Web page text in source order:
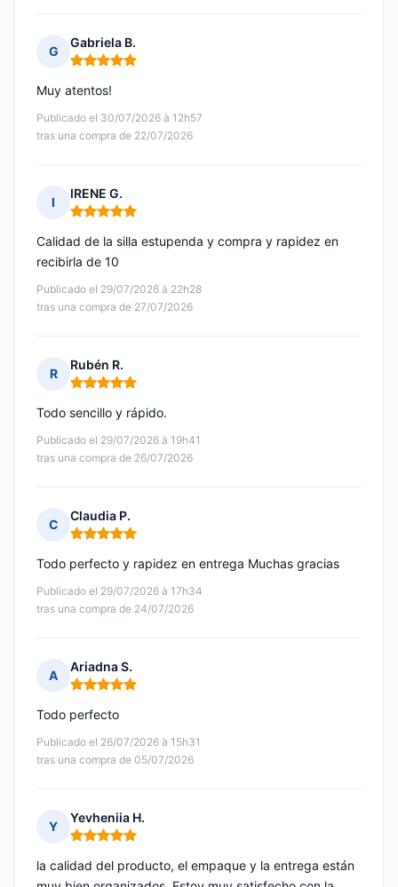
G
Gabriela B.
Nota: 5 de 5
Publicado el 30/07/2026 à 12h57
tras una compra de 22/07/2026
Muy atentos!
I
IRENE G.
Nota: 5 de 5
Publicado el 29/07/2026 à 22h28
tras una compra de 27/07/2026
Calidad de la silla estupenda y compra y rapidez en
recibirla de 10
R
Rubén R.
Nota: 5 de 5
Publicado el 29/07/2026 à 19h41
tras una compra de 26/07/2026
Todo sencillo y rápido.
C
Claudia P.
Nota: 5 de 5
Publicado el 29/07/2026 à 17h34
tras una compra de 24/07/2026
Todo perfecto y rapidez en entrega Muchas gracias
A
Ariadna S.
Nota: 5 de 5
Publicado el 26/07/2026 à 15h31
tras una compra de 05/07/2026
Todo perfecto
Y
Yevheniia H.
Nota: 5 de 5
la calidad del producto, el empaque y la entrega están